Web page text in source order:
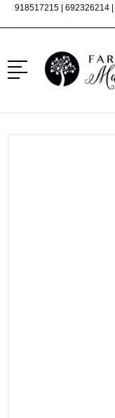
918517215 692326214
Menú